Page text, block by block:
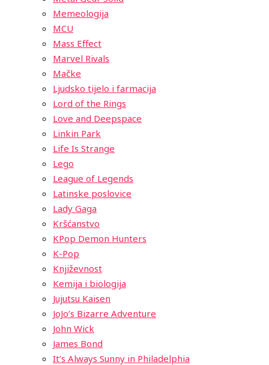
Memeologija
MCU
Mass Effect
Marvel Rivals
Mačke
Ljudsko tijelo i farmacija
Lord of the Rings
Love and Deepspace
Linkin Park
Life Is Strange
Lego
League of Legends
Latinske poslovice
Lady Gaga
Kršćanstvo
KPop Demon Hunters
K-Pop
Književnost
Kemija i biologija
Jujutsu Kaisen
JoJo’s Bizarre Adventure
John Wick
James Bond
It’s Always Sunny in Philadelphia